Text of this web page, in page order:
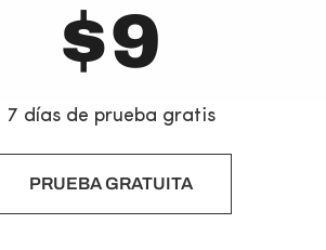
$9
7 días de prueba gratis
PRUEBA GRATUITA